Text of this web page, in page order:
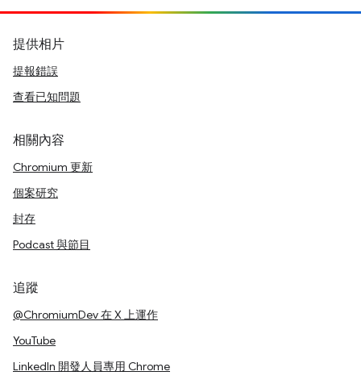
提供相片
提報錯誤
查看已知問題
相關內容
Chromium 更新
個案研究
封存
Podcast 與節目
追蹤
@ChromiumDev 在 X 上運作
YouTube
LinkedIn 開發人員專用 Chrome